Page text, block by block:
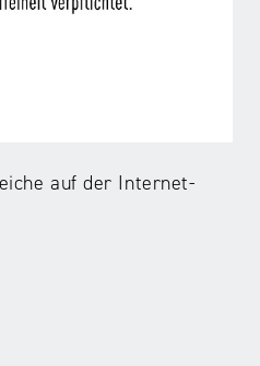
auf der Internet-